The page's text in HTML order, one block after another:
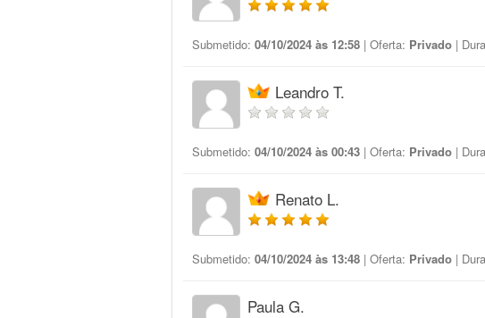
Submetido: 04/10/2024 às 12:58 | Oferta: Privado |
Leandro T.
Submetido: 04/10/2024 às 00:43 | Oferta: Privado |
Renato L.
Submetido: 04/10/2024 às 13:48 | Oferta: Privado |
Paula G.